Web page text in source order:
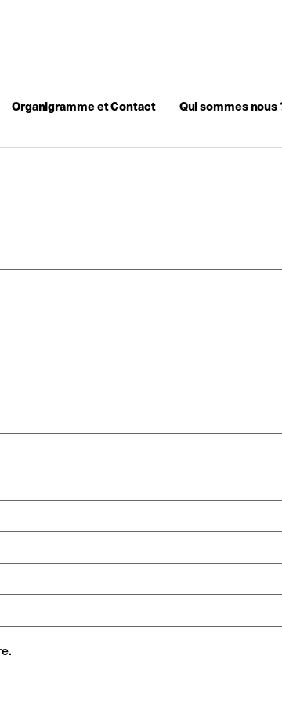
Organigramme et Contact Qui sommes nous